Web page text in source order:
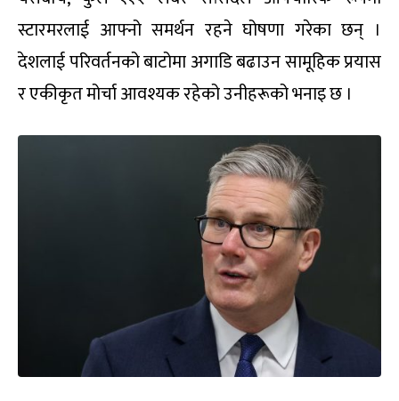
स्टारमरलाई आफ्नो समर्थन रहने घोषणा गरेका छन् ।
देशलाई परिवर्तनको बाटोमा अगाडि बढाउन सामूहिक प्रयास
र एकीकृत मोर्चा आवश्यक रहेको उनीहरूको भनाइ छ ।